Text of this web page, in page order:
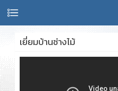
เยี่ยมบ้านช่างไม้